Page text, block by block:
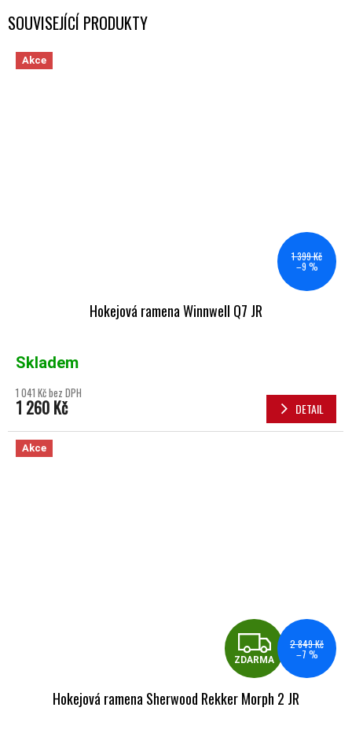
SOUVISEJÍCÍ PRODUKTY
Akce
1 399 Kč
–9 %
Hokejová ramena Winnwell Q7 JR
Skladem
1 041 Kč bez DPH
1 260 Kč DETAIL
Akce
ZDARMA
2 849 Kč
–7 %
Hokejová ramena Sherwood Rekker Morph 2 JR